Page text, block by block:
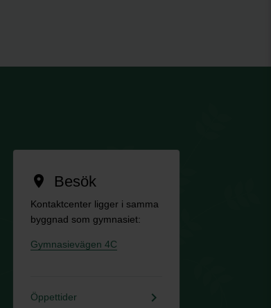
location_on Besök
Kontaktcenter ligger i samma
byggnad som gymnasiet:
Gymnasievägen 4C
Öppettider keyboard_arrow_right